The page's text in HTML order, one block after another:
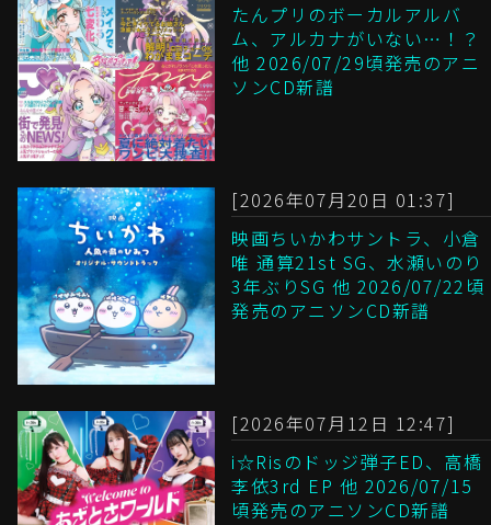
たんプリのボーカルアルバ
ム、アルカナがいない…！？
他 2026/07/29頃発売のアニ
ソンCD新譜
[2026年07月20日 01:37]
映画ちいかわサントラ、小倉
唯 通算21st SG、水瀬いのり
3年ぶりSG 他 2026/07/22頃
発売のアニソンCD新譜
[2026年07月12日 12:47]
i☆Risのドッジ弾子ED、高橋
李依3rd EP 他 2026/07/15
頃発売のアニソンCD新譜